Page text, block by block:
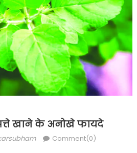
खाने के अनोखे फायदे
Comment(0)